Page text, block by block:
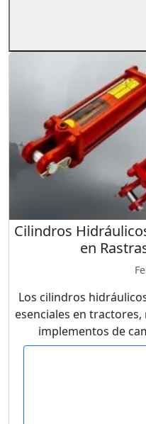
Cilindros
en
Los cilindros
esenciales en
implementos de